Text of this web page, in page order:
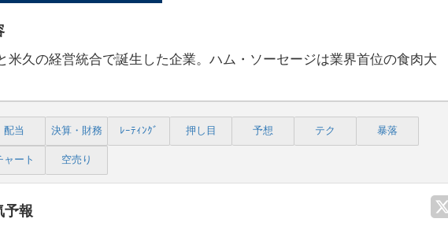
米久の経営統合で誕生した企業。ハム・ソーセージは業界首位の食肉大
配当 決算・財務 ﾚｰﾃｨﾝｸﾞ 押し目 予想 テク 暴落
ャート 空売り
予報